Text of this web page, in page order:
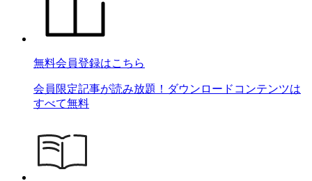
無料会員登録はこちら
会員限定記事が読み放題！ダウンロードコンテンツは
すべて無料